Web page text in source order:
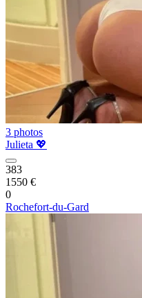
3 photos
Julieta 💖
383
1550 €
0
Rochefort-du-Gard